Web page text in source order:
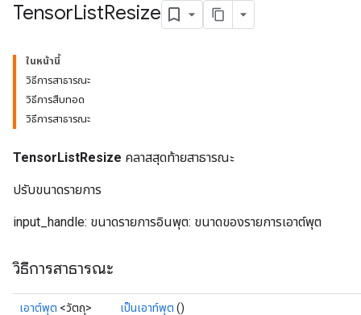
TensorListResize
ในหน้านี้
วิธีการสาธารณะ
วิธีการสืบทอด
วิธีการสาธารณะ
TensorListResize คลาสสุดท้ายสาธารณะ
ปรับขนาดรายการ
input_handle: ขนาดรายการอินพุต: ขนาดของรายการเอาต์พุต
วิธีการสาธารณะ
เอาต์พุต <วัตถุ> เป็นเอาท์พุต ()